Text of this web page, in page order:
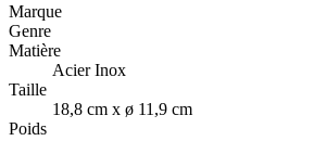
Marque
Genre
Matière
Acier Inox
Taille
18,8 cm x ø 11,9 cm
Poids